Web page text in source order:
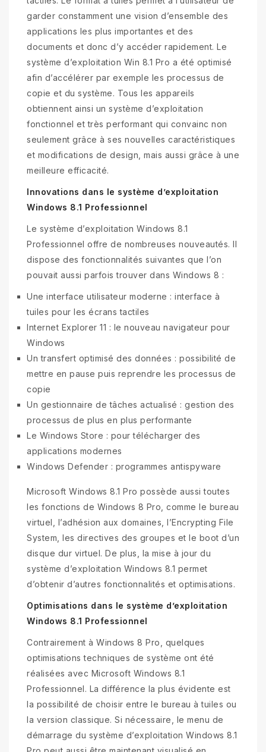
garder constamment une vision d’ensemble des
applications les plus importantes et des
documents et donc d’y accéder rapidement. Le
système d’exploitation Win 8.1 Pro a été optimisé
afin d’accélérer par exemple les processus de
copie et du système. Tous les appareils
obtiennent ainsi un système d’exploitation
fonctionnel et très performant qui convainc non
seulement grâce à ses nouvelles caractéristiques
et modifications de design, mais aussi grâce à une
meilleure efficacité.
Innovations dans le système d’exploitation
Windows 8.1 Professionnel
Le système d’exploitation Windows 8.1
Professionnel offre de nombreuses nouveautés. Il
dispose des fonctionnalités suivantes que l’on
pouvait aussi parfois trouver dans Windows 8 :
Une interface utilisateur moderne : interface à
tuiles pour les écrans tactiles
Internet Explorer 11 : le nouveau navigateur pour
Windows
Un transfert optimisé des données : possibilité de
mettre en pause puis reprendre les processus de
copie
Un gestionnaire de tâches actualisé : gestion des
processus de plus en plus performante
Le Windows Store : pour télécharger des
applications modernes
Windows Defender : programmes antispyware
Microsoft Windows 8.1 Pro possède aussi toutes
les fonctions de Windows 8 Pro, comme le bureau
virtuel, l’adhésion aux domaines, l’Encrypting File
System, les directives des groupes et le boot d’un
disque dur virtuel. De plus, la mise à jour du
système d’exploitation Windows 8.1 permet
d’obtenir d’autres fonctionnalités et optimisations.
Optimisations dans le système d’exploitation
Windows 8.1 Professionnel
Contrairement à Windows 8 Pro, quelques
optimisations techniques de système ont été
réalisées avec Microsoft Windows 8.1
Professionnel. La différence la plus évidente est
la possibilité de choisir entre le bureau à tuiles ou
la version classique. Si nécessaire, le menu de
démarrage du système d’exploitation Windows 8.1